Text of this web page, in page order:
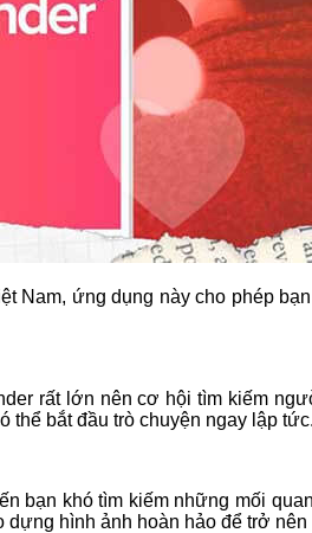
ứng dụng này cho phép
rất lớn nên cơ hội tìm kiếm
thể bắt đầu trò chuyện ngay lập tức.
khó tìm kiếm những mối
hình ảnh hoàn hảo để trở